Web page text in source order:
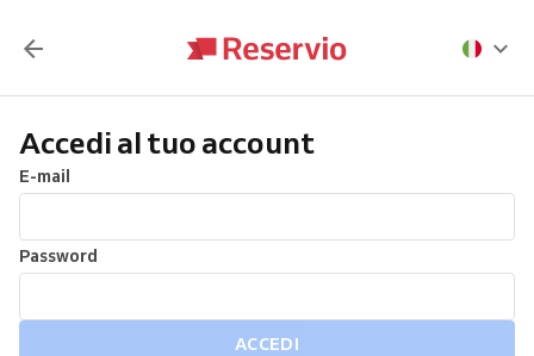
Accedi al tuo account
E-mail
Password
ACCEDI